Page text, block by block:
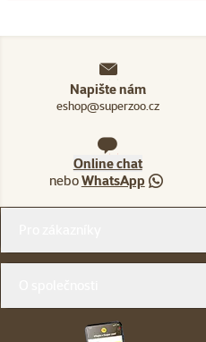
Napište nám
eshop@superzoo.cz
Online chat
neboWhatsApp